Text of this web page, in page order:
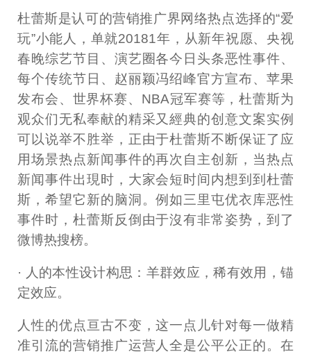
杜蕾斯是认可的营销推广界网络热点选择的“爱
玩”小能人，单就20181年，从新年祝愿、央视
春晚综艺节目、演艺圈各今日头条恶性事件、
每个传统节日、赵丽颖冯绍峰官方宣布、苹果
发布会、世界杯赛、NBA冠军赛等，杜蕾斯为
观众们无私奉献的精采又經典的创意文案实例
可以说举不胜举，正由于杜蕾斯不断保证了应
用场景热点新闻事件的再次自主创新，当热点
新闻事件出現时，大家会短时间内想到到杜蕾
斯，希望它新的脑洞。例如三里屯优衣库恶性
事件时，杜蕾斯反倒由于沒有非常姿势，到了
微博热搜榜。
· 人的本性设计构思：羊群效应，稀有效用，锚
定效应。
人性的优点亘古不变，这一点儿针对每一做精
准引流的营销推广运营人全是公平公正的。在